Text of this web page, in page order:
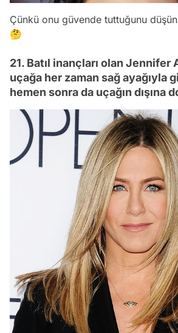
Çünkü onu güvende tuttuğunu
🤔
21. Batıl inançları olan Jennifer
uçağa her zaman sağ ayağıyla
hemen sonra da uçağın dışına